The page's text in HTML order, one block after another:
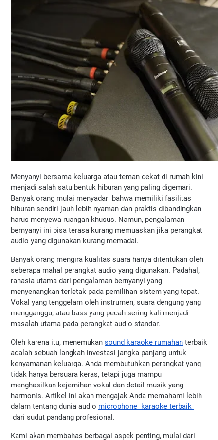
Menyanyi bersama keluarga atau teman dekat di rumah kini
menjadi salah satu bentuk hiburan yang paling digemari.
Banyak orang mulai menyadari bahwa memiliki fasilitas
hiburan sendiri jauh lebih nyaman dan praktis dibandingkan
harus menyewa ruangan khusus. Namun, pengalaman
bernyanyi ini bisa terasa kurang memuaskan jika perangkat
audio yang digunakan kurang memadai.
Banyak orang mengira kualitas suara hanya ditentukan oleh
seberapa mahal perangkat audio yang digunakan. Padahal,
rahasia utama dari pengalaman bernyanyi yang
menyenangkan terletak pada pemilihan sistem yang tepat.
Vokal yang tenggelam oleh instrumen, suara dengung yang
mengganggu, atau bass yang pecah sering kali menjadi
masalah utama pada perangkat audio standar.
Oleh karena itu, menemukan sound karaoke rumahan terbaik
adalah sebuah langkah investasi jangka panjang untuk
kenyamanan keluarga. Anda membutuhkan perangkat yang
tidak hanya bersuara keras, tetapi juga mampu
menghasilkan kejernihan vokal dan detail musik yang
harmonis. Artikel ini akan mengajak Anda memahami lebih
dalam tentang dunia audio
dari sudut pandang profesional.
Kami akan membahas berbagai aspek penting, mulai dari